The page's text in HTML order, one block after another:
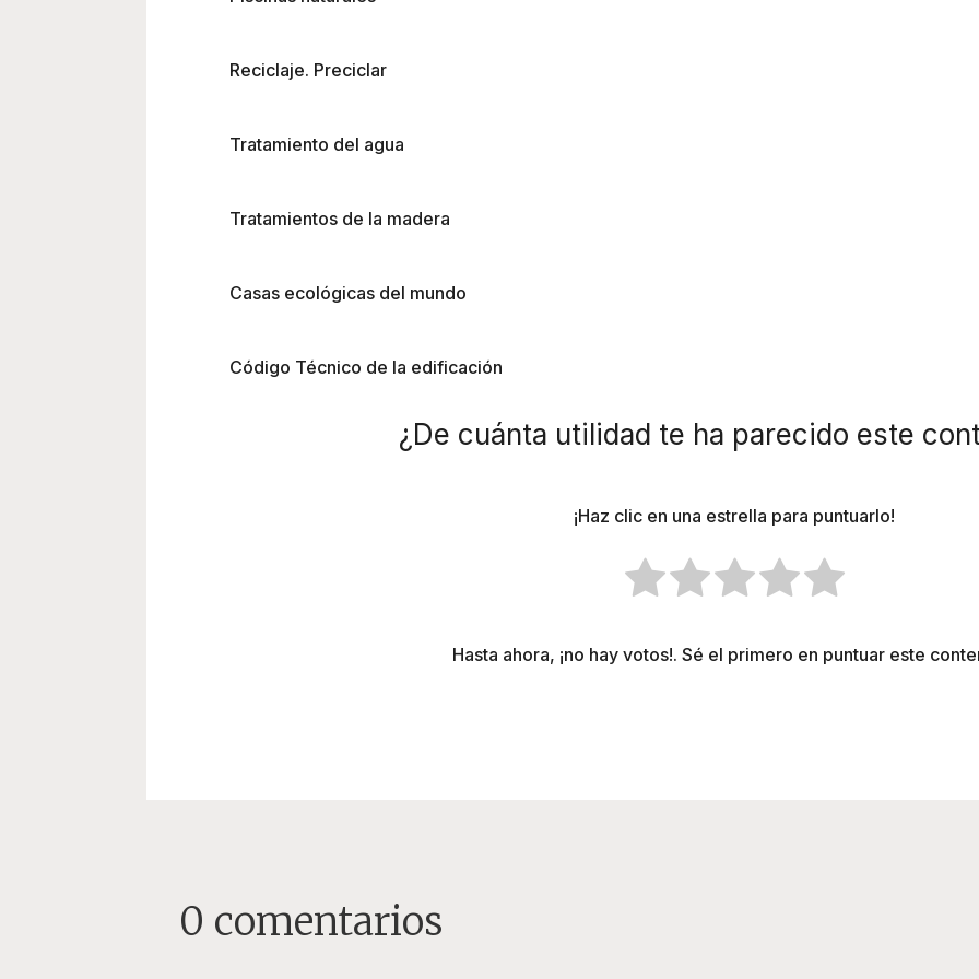
Reciclaje. Preciclar
Tratamiento del agua
Tratamientos de la madera
Casas ecológicas del mundo
Código Técnico de la edificación
¿De cuánta utilidad te ha parecido este
¡Haz clic en una estrella para puntuarlo!
Hasta ahora, ¡no hay votos!. Sé el primero en puntuar este
0 comentarios